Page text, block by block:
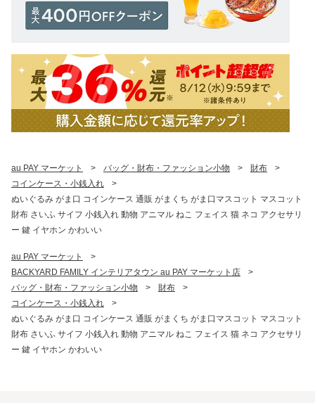
au PAY マーケット > バッグ・財布・ファッション小物 > 財布
>
コインケース・小銭入れ
>
ぬいぐるみ がま口 コインケース 通販 がまくち がま口マスコット マスコット
財布 さいふ サイフ 小銭入れ 動物 アニマル ねこ フェイス 猫 ネコ アクセサリ
ー 鍵 イヤホン かわいい
au PAY マーケット
>
BACKYARD FAMILY インテリアタウン au PAY マーケット店
>
バッグ・財布・ファッション小物
> 財布
>
コインケース・小銭入れ
>
ぬいぐるみ がま口 コインケース 通販 がまくち がま口マスコット マスコット
財布 さいふ サイフ 小銭入れ 動物 アニマル ねこ フェイス 猫 ネコ アクセサリ
ー 鍵 イヤホン かわいい